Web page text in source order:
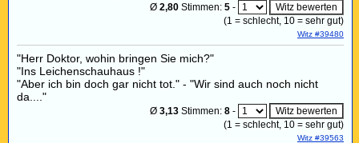
Ø 2,80 Stimmen: 5 -
(1 = schlecht, 10 = sehr gut)
Witz #39480
"Herr Doktor, wohin bringen Sie mich?"
"Ins Leichenschauhaus !"
"Aber ich bin doch gar nicht tot." - "Wir sind auch noch nicht
da...."
Ø 3,13 Stimmen: 8 -
(1 = schlecht, 10 = sehr gut)
Witz #39563